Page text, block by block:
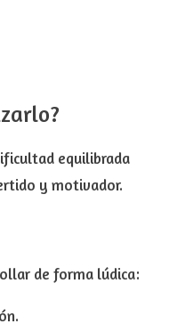
equilibrada
y motivador.
de forma lúdica: